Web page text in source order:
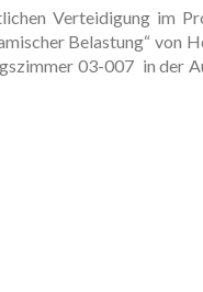
Verteidigung im
Belastung“ von
03-007 in der